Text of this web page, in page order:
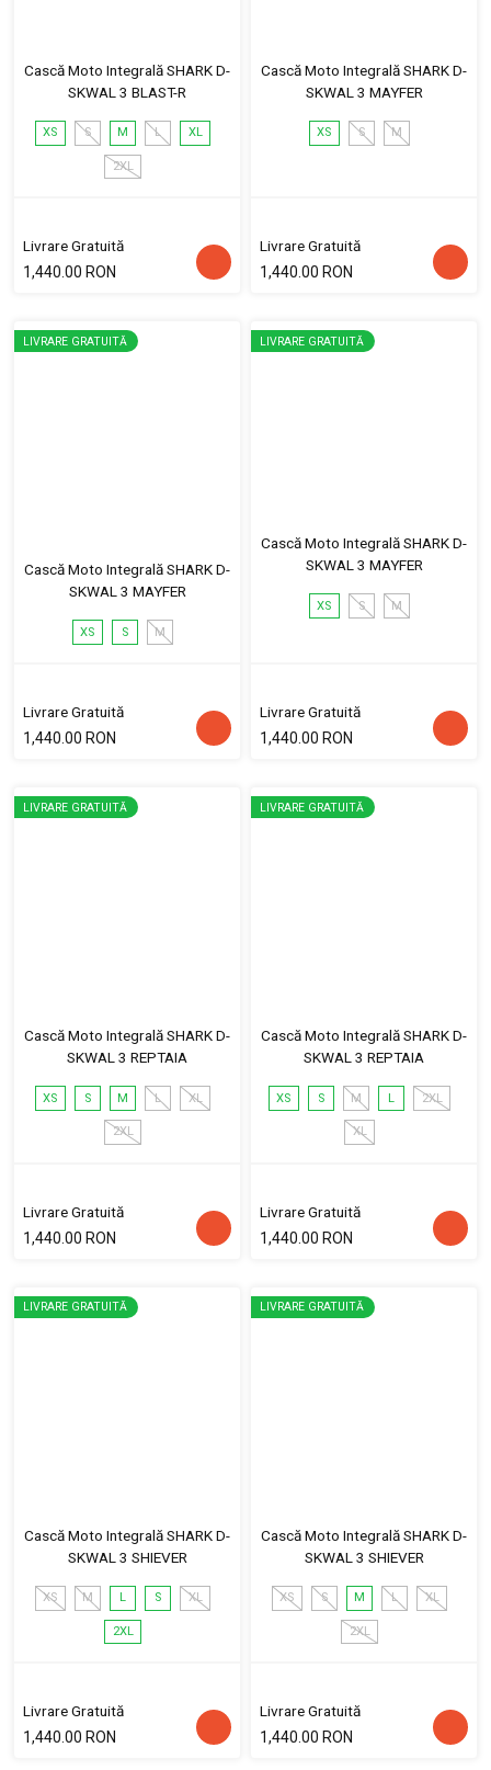
Cască Moto Integrală SHARK D-
SKWAL 3 BLAST-R
XS S M L XL
2XL
Livrare Gratuită
1,440.00 RON
Cască Moto Integrală SHARK D-
SKWAL 3 MAYFER
XS S M
Livrare Gratuită
1,440.00 RON
LIVRARE GRATUITĂ
Cască Moto Integrală SHARK D-
SKWAL 3 MAYFER
XS S M
Livrare Gratuită
1,440.00 RON
LIVRARE GRATUITĂ
Cască Moto Integrală SHARK D-
SKWAL 3 MAYFER
XS S M
Livrare Gratuită
1,440.00 RON
LIVRARE GRATUITĂ
Cască Moto Integrală SHARK D-
SKWAL 3 REPTAIA
XS S M L XL
2XL
Livrare Gratuită
1,440.00 RON
LIVRARE GRATUITĂ
Cască Moto Integrală SHARK D-
SKWAL 3 REPTAIA
XS S M L 2XL
XL
Livrare Gratuită
1,440.00 RON
LIVRARE GRATUITĂ
Cască Moto Integrală SHARK D-
SKWAL 3 SHIEVER
XS M L S XL
2XL
Livrare Gratuită
1,440.00 RON
LIVRARE GRATUITĂ
Cască Moto Integrală SHARK D-
SKWAL 3 SHIEVER
XS S M L XL
2XL
Livrare Gratuită
1,440.00 RON